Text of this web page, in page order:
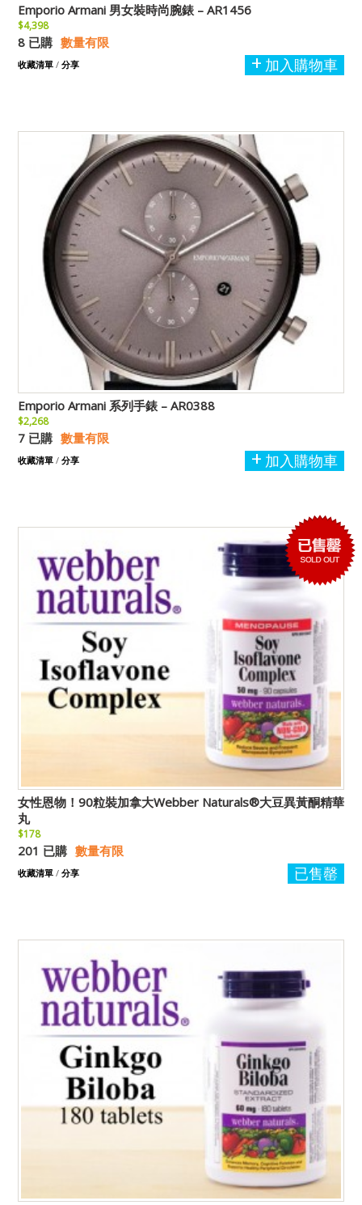
Emporio Armani 男女裝時尚腕錶 – AR1456
$4,398
8 已購 數量有限
加入購物車
收藏清單 / 分享
Emporio Armani 系列手錶 – AR0388
$2,268
7 已購 數量有限
加入購物車
收藏清單 / 分享
女性恩物！90粒裝加拿大Webber Naturals®大豆異黃酮精華
丸
$178
201 已購 數量有限
已售罄
收藏清單 / 分享